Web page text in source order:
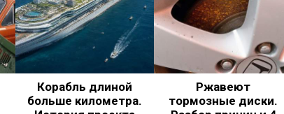
Корабль длиной
больше километра.
Ржавеют
тормозные диски.